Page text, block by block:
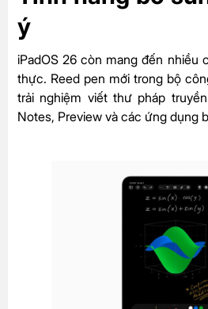
ý
iPadOS 26 còn mang đến nhiều
thực. Reed pen mới trong bộ
trải nghiệm viết thư pháp
Notes, Preview và các ứng dụng